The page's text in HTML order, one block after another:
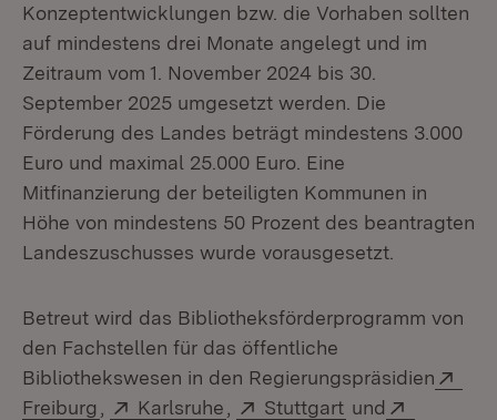
Konzeptentwicklungen bzw. die Vorhaben sollten
auf mindestens drei Monate angelegt und im
Zeitraum vom 1. November 2024 bis 30.
September 2025 umgesetzt werden. Die
Förderung des Landes beträgt mindestens 3.000
Euro und maximal 25.000 Euro. Eine
Mitfinanzierung der beteiligten Kommunen in
Höhe von mindestens 50 Prozent des beantragten
Landeszuschusses wurde vorausgesetzt.
Betreut wird das Bibliotheksförderprogramm von
den Fachstellen für das öffentliche
Bibliothekswesen in den Regierungspräsidien
Freiburg (Öffnet in neuem Fenster)
Extern:
Karlsruhe (Öffnet in neuem Fenster)
Extern:
Stuttgart (Öffnet in
und